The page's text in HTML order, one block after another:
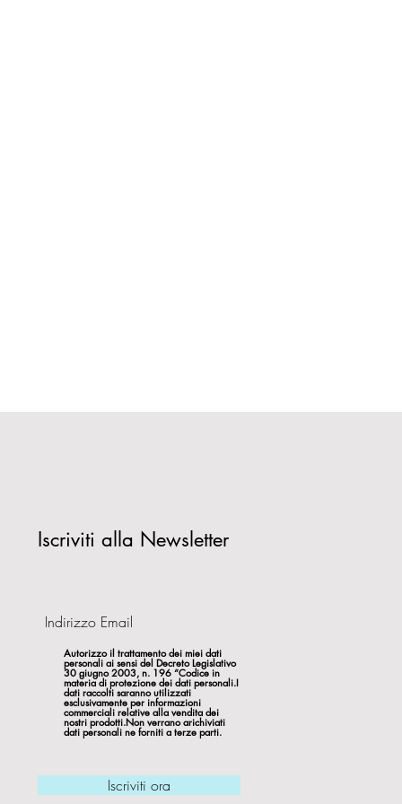
Iscriviti alla Newsletter
Autorizzo il trattamento dei miei dati
personali ai sensi del Decreto Legislativo
30 giugno 2003, n. 196 “Codice in
materia di protezione dei dati personali.I
dati raccolti saranno utilizzati
esclusivamente per informazioni
commerciali relative alla vendita dei
nostri prodotti.Non verrano arichiviati
dati personali ne forniti a terze parti.
Iscriviti ora